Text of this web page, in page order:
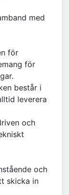
med
för
för
består i
leverera
och
och
skicka in